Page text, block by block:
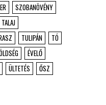
SZOBANÖVÉNY
TALAJ
TULIPÁN
TÓ
ÉVELŐ
ÜLTETÉS ŐSZ